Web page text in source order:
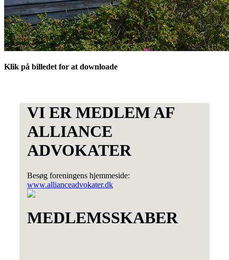
Klik på billedet for at downloade
VI ER MEDLEM AF
ALLIANCE
ADVOKATER
Besøg foreningens hjemmeside:
www.allianceadvokater.dk
MEDLEMSSKABER